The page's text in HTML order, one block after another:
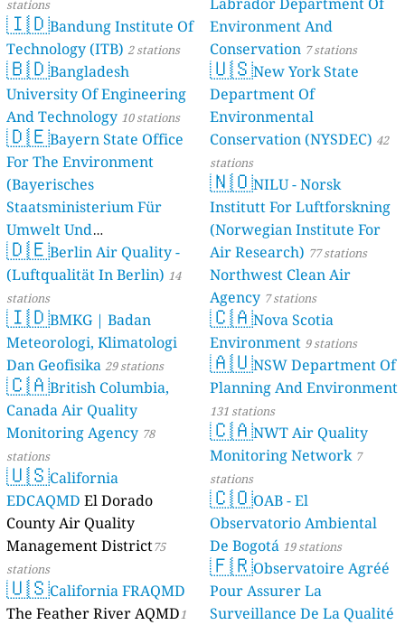
stations
🇮🇩Bandung Institute Of
Technology (ITB) 2 stations
🇧🇩Bangladesh
University Of Engineering
And Technology 10 stations
🇩🇪Bayern State Office
For The Environment
(Bayerisches
Staatsministerium Für
Umwelt Und
Verbraucherschutz) - LfU
46 stations
🇩🇪Berlin Air Quality -
(Luftqualität In Berlin) 14
stations
🇮🇩BMKG | Badan
Meteorologi, Klimatologi
Dan Geofisika 29 stations
🇨🇦British Columbia,
Canada Air Quality
Monitoring Agency 78
stations
🇺🇸California
EDCAQMD El Dorado
County Air Quality
Management District75
stations
🇺🇸California FRAQMD
The Feather River AQMD1
Environment And
Conservation 7 stations
🇺🇸New York State
Department Of
Environmental
Conservation (NYSDEC) 42
stations
🇳🇴NILU - Norsk
Institutt For Luftforskning
(Norwegian Institute For
Air Research) 77 stations
Northwest Clean Air
Agency 7 stations
🇨🇦Nova Scotia
Environment 9 stations
🇦🇺NSW Department Of
Planning And Environment
131 stations
🇨🇦NWT Air Quality
Monitoring Network 7
stations
🇨🇴OAB - El
Observatorio Ambiental
De Bogotá 19 stations
🇫🇷Observatoire Agréé
Pour Assurer La
Surveillance De La Qualité